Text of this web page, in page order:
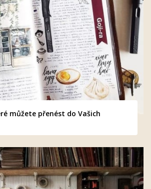
můžete přenést do Vašich